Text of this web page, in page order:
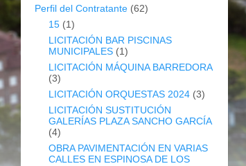
Perfil del Contratante (62)
15 (1)
LICITACIÓN BAR PISCINAS
MUNICIPALES (1)
LICITACIÓN MÁQUINA BARREDORA
(3)
LICITACIÓN ORQUESTAS 2024 (3)
LICITACIÓN SUSTITUCIÓN
GALERÍAS PLAZA SANCHO GARCÍA
(4)
OBRA PAVIMENTACIÓN EN VARIAS
CALLES EN ESPINOSA DE LOS